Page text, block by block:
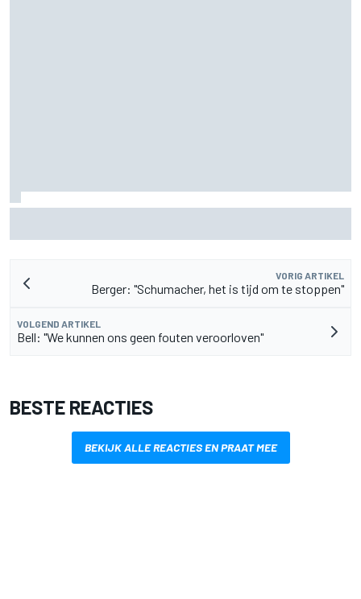
VORIG ARTIKEL
Berger: "Schumacher, het is tijd om te stoppen"
VOLGEND ARTIKEL
Bell: "We kunnen ons geen fouten veroorloven"
BESTE REACTIES
BEKIJK ALLE REACTIES EN PRAAT MEE